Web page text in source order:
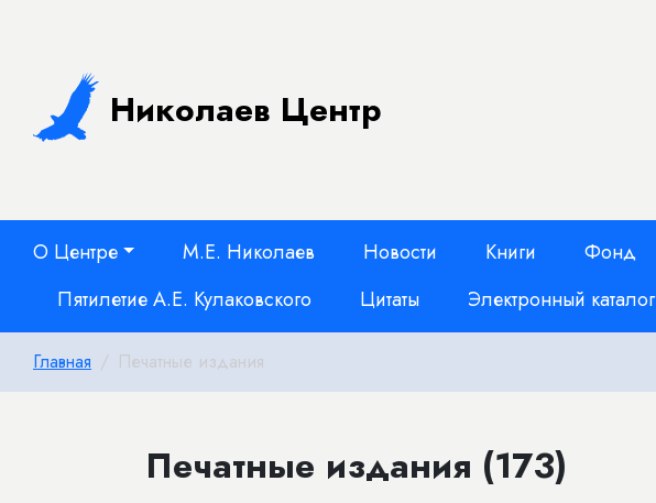
Николаев Центр
О Центре М.Е. Николаев Новости Книги Фонд
Пятилетие А.Е. Кулаковского
Цитаты Электронный каталог
Главная Печатные издания
Печатные издания (173)